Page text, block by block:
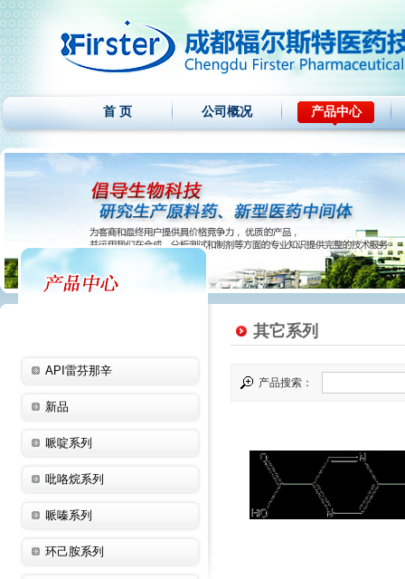
首 页 公司概况 产品中心
API雷芬那辛
新品
哌啶系列
吡咯烷系列
哌嗪系列
环己胺系列
其它系列
产品搜索：